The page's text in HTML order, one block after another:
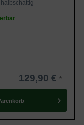
129,90 €